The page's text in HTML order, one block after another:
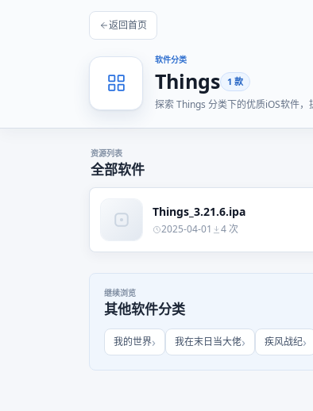
返回首页
软件分类
Things 1 款
探索 Things 分类下的优质iOS软件，
资源列表
全部软件
Things_3.21.6.ipa
2025-04-01 4 次
继续浏览
其他软件分类
我的世界 我在末日当大佬 疾风战纪